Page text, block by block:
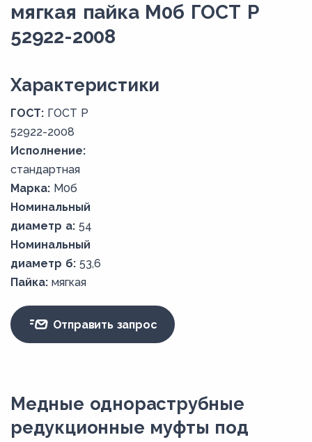
мягкая пайка М0б ГОСТ Р
52922-2008
Xарактеристики
ГОСТ: ГОСТ Р
52922-2008
Исполнение:
стандартная
Марка: М0б
Номинальный
диаметр а: 54
Номинальный
диаметр б: 53,6
Пайка: мягкая
Отправить запрос
Медные однораструбные
редукционные муфты под